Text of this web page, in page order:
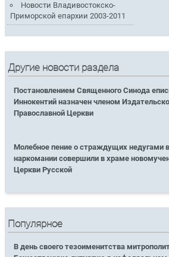
Новости Владивостокско-
Приморской епархии 2003-2011
Другие новости раздела
Постановлением Священного Синода
Иннокентий назначен членом
Православной Церкви
Молебное пение о страждущих недугами
наркомании совершили в храме
Церкви Русской
Популярное
В день своего тезоименитства